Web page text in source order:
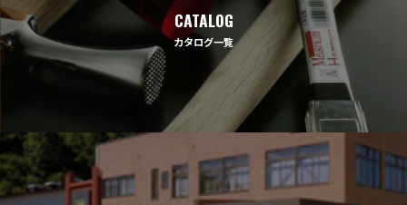
CATALOG
カタログ一覧